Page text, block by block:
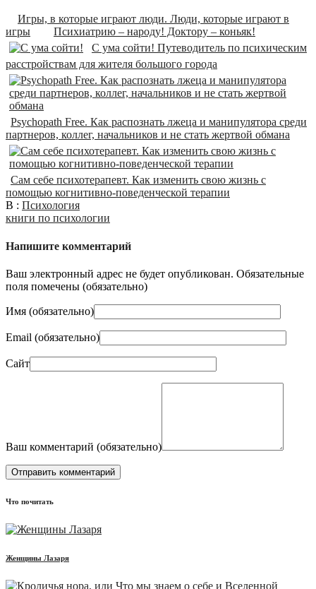
Игры, в которые играют люди. Люди, которые играют в
игры
Психиатрию – народу! Доктору – коньяк!
С ума сойти! Путеводитель по психическим
расстройствам для жителя большого города
Psychopath Free. Как распознать лжеца и манипулятора среди
партнеров, коллег, начальников и не стать жертвой обмана
Сам себе психотерапевт. Как изменить свою жизнь с
помощью когнитивно-поведенческой терапии
В : Психология
книги по психологии
Напишите комментарий
Ваш электронный адрес не будет опубликован. Обязательные
поля помечены (обязательно)
Имя (обязательно)
Email (обязательно)
Сайт
Ваш комментарий (обязательно)
Что почитать
Женщины Лазаря